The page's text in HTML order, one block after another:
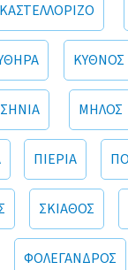
ΚΑΣΤΕΛΛΟΡΙΖΟ
ΚΥΘΝΟΣ
ΜΗΛΟΣ
ΠΙΕΡΙΑ
ΣΚΙΑΘΟΣ
ΦΟΛΕΓΑΝΔΡΟΣ